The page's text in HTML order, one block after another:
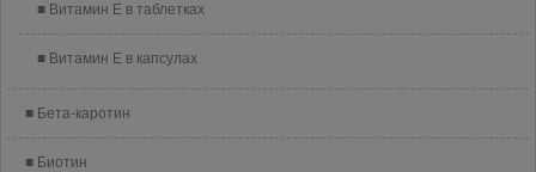
Витамин E в таблетках
Витамин E в капсулах
Бета-каротин
Биотин